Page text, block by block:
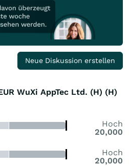
Neue Diskussion erstellen
WuXi AppTec Ltd. (H) (H)
Hoch
20,000
Hoch
20,000